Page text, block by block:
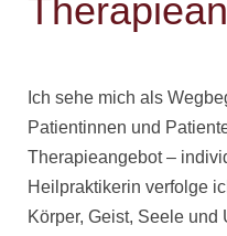
Ich sehe mich als
Patientinnen und
Therapieangebot –
Heilpraktikerin verfolge
Körper, Geist, Seele